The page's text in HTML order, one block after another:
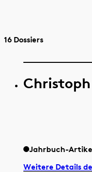
16 Dossiers
Jahrbuch-
Weitere Details